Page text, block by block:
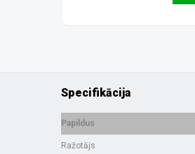
Specifikācija
Papildus
Ražotājs